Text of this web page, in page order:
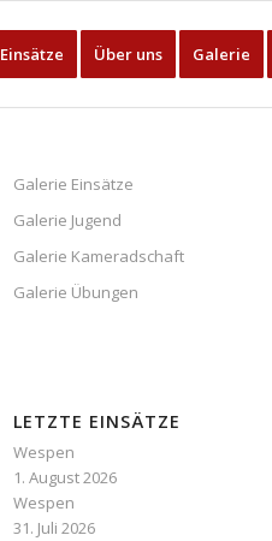
Einsätze Über uns Galerie
Galerie Einsätze
Galerie Jugend
Galerie Kameradschaft
Galerie Übungen
LETZTE EINSÄTZE
Wespen
1. August 2026
Wespen
31. Juli 2026